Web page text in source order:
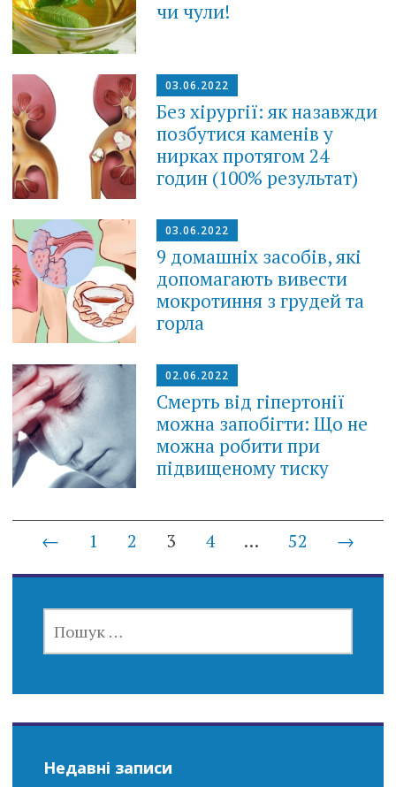
чи чули!
03.06.2022
Без хірургії: як назавжди
позбутися каменів у
нирках протягом 24
годин (100% результат)
03.06.2022
9 домашніх засобів, які
допомагають вивести
мокротиння з грудей та
горла
02.06.2022
Смерть від гіпертонії
можна запобігти: Що не
можна робити при
підвищеному тиску
Posts
navigation
← 1 2 3 4 … 52 →
Недавні записи